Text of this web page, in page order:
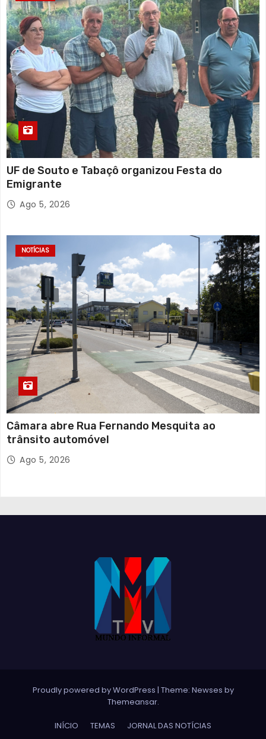
UF de Souto e Tabaçô organizou Festa do
Emigrante
Ago 5, 2026
NOTÍCIAS
Câmara abre Rua Fernando Mesquita ao
trânsito automóvel
Ago 5, 2026
Proudly powered by WordPress | Theme: Newses by
Themeansar.
INÍCIO TEMAS JORNAL DAS NOTÍCIAS